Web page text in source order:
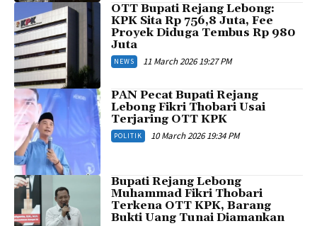
OTT Bupati Rejang Lebong:
KPK Sita Rp 756,8 Juta, Fee
Proyek Diduga Tembus Rp 980
Juta
NEWS 11 March 2026 19:27 PM
PAN Pecat Bupati Rejang
Lebong Fikri Thobari Usai
Terjaring OTT KPK
POLITIK 10 March 2026 19:34 PM
Bupati Rejang Lebong
Muhammad Fikri Thobari
Terkena OTT KPK, Barang
Bukti Uang Tunai Diamankan